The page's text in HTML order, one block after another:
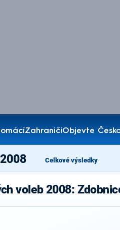
ZahraničíObjevte
Celkové výsledky
voleb 2008: